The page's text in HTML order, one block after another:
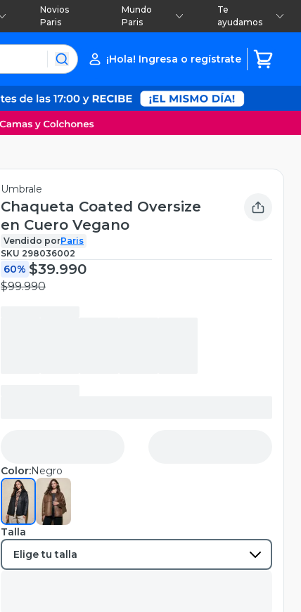
Novios
Paris
Mundo
Paris
Te
ayudamos
¡Hola! Ingresa o regístrate
Umbrale
Chaqueta Coated Oversize
en Cuero Vegano
Vendido porParis
SKU 298036002
60% $39.990
$99.990
Color:Negro
Talla